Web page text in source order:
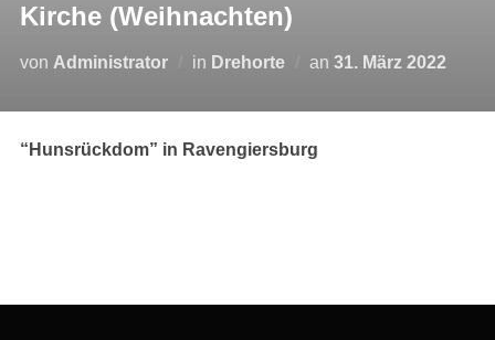
Kirche (Weihnachten)
von Administrator in Drehorte an Veröffentlicht
31. März 2022
“Hunsrückdom” in Ravengiersburg